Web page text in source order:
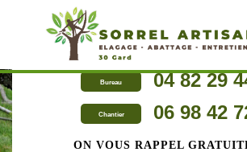
Bureau 04 82 29
Chantier 06 98 42
ON VOUS RAPPEL